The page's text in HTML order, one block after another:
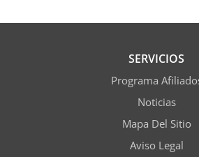
SERVICIOS
Programa
Noticias
Mapa Del Sitio
Aviso Legal